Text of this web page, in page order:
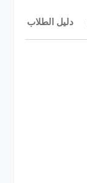
دليل الطلاب